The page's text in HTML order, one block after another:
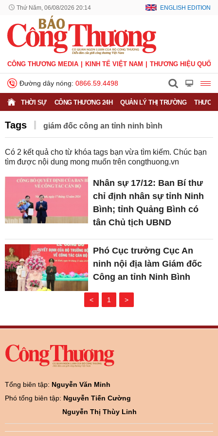
Thứ Năm, 06/08/2026 20:14 ENGLISH EDITION
CÔNG THƯƠNG MEDIA KINH TẾ VIỆT NAM THƯƠNG HIỆU QUỐC
Đường dây nóng: 0866.59.4498
THỜI SỰ CÔNG THƯƠNG 24H QUẢN LÝ THỊ TRƯỜNG
Tags giám đốc công an tỉnh ninh bình
Có 2 kết quả cho từ khóa tags bạn vừa tìm kiếm. Chúc bạn
tìm được nội dung mong muốn trên congthuong.vn
Nhân sự 17/12: Ban Bí thư
chỉ định nhân sự tỉnh Ninh
Bình; tỉnh Quảng Bình có
tân Chủ tịch UBND
Phó Cục trưởng Cục An
ninh nội địa làm Giám đốc
Công an tỉnh Ninh Bình
< 1 >
Tổng biên tập: Nguyễn Văn Minh
Phó tổng biên tập: Nguyễn Tiến Cường
Nguyễn Thị Thùy Linh